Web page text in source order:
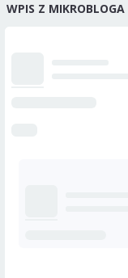
WPIS Z MIKROBLOGA